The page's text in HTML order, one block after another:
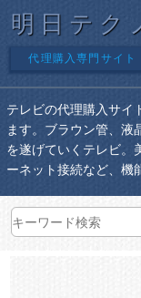
明日テク
代理購入専門サイト
テレビの代理購入サイ
ます。ブラウン管、液
を遂げていくテレビ。
ーネット接続など、機